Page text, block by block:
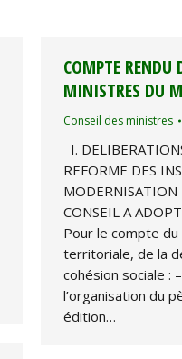
COMPTE RENDU
MINISTRES DU
Conseil des ministres
I.
REFORME DES
MODERNISATION
CONSEIL A
Pour le compte
territoriale, de la
cohésion sociale :
l’organisation du
édition…